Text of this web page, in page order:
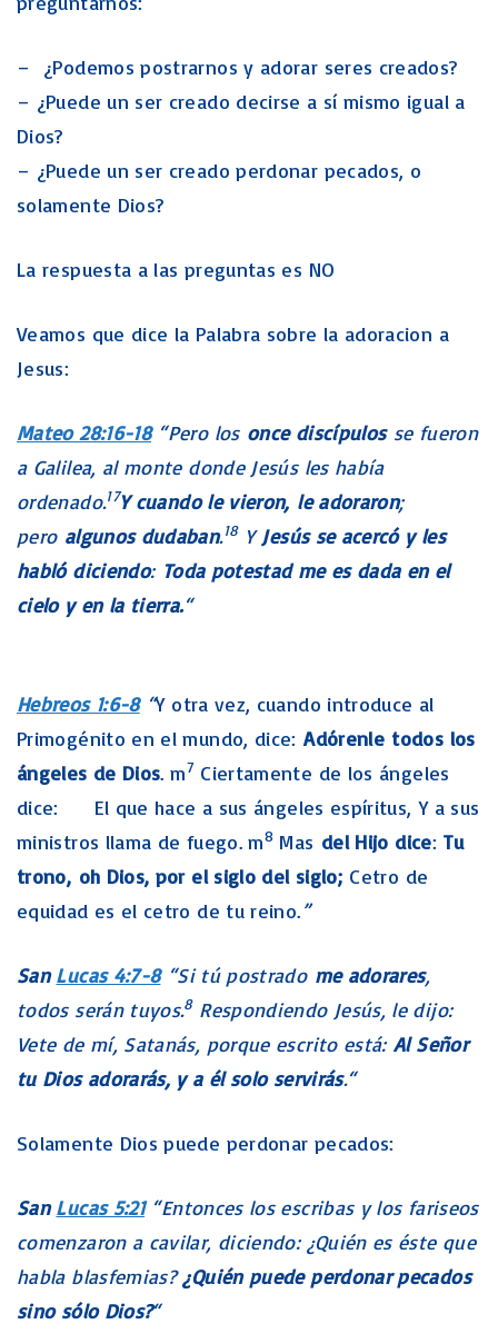
– ¿Podemos postrarnos y adorar seres creados?
– ¿Puede un ser creado decirse a sí mismo igual a
Dios?
– ¿Puede un ser creado perdonar pecados, o
solamente Dios?
La respuesta a las preguntas es NO
Veamos que dice la Palabra sobre la adoracion a
Jesus:
Mateo 28:16-18“Pero los once discípulosse fueron
a Galilea, al monte donde Jesús les había
ordenado.17Y cuando le vieron, le adoraron;
pero algunos dudaban.18 YJesús se acercó y les
habló diciendo: Toda potestad me es dada en el
cielo y en la tierra.“
Hebreos 1:6-8“Y otra vez, cuando introduce al
Primogénito en el mundo, dice:Adórenle todos los
ángeles de Dios. m7 Ciertamente de los ángeles
dice: El que hace a sus ángeles espíritus, Y a sus
ministros llama de fuego. m8 Mas del Hijo dice:Tu
trono, oh Dios, por el siglo del siglo; Cetro de
equidad es el cetro de tu reino.”
SanLucas 4:7-8“Si tú postrado me adorares,
todos serán tuyos.8 Respondiendo Jesús, le dijo:
Vete de mí, Satanás, porque escrito está:Al Señor
tu Dios adorarás, y a él solo servirás.“
Solamente Dios puede perdonar pecados:
SanLucas 5:21“Entonces los escribas y los fariseos
comenzaron a cavilar, diciendo: ¿Quién es éste que
habla blasfemias?¿Quién puede perdonar pecados
sino sólo Dios?“